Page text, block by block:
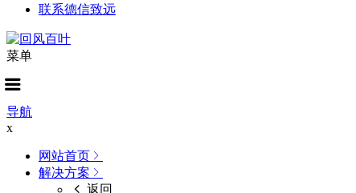
联系德信致远
菜单
导航
x
网站首页
解决方案
返回